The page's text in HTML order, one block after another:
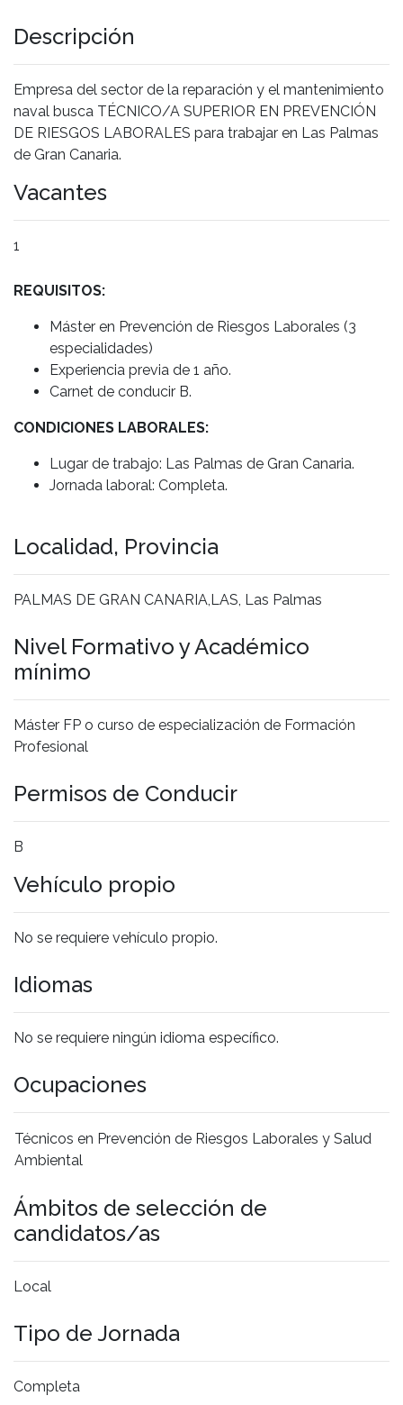
Descripción
Empresa del sector de la reparación y el mantenimiento
naval busca TÉCNICO/A SUPERIOR EN PREVENCIÓN
DE RIESGOS LABORALES para trabajar en Las Palmas
de Gran Canaria.
Vacantes
1
REQUISITOS:
Máster en Prevención de Riesgos Laborales (3
especialidades)
Experiencia previa de 1 año.
Carnet de conducir B.
CONDICIONES LABORALES:
Lugar de trabajo: Las Palmas de Gran Canaria.
Jornada laboral: Completa.
Localidad, Provincia
PALMAS DE GRAN CANARIA,LAS, Las Palmas
Nivel Formativo y Académico
mínimo
Máster FP o curso de especialización de Formación
Profesional
Permisos de Conducir
B
Vehículo propio
No se requiere vehículo propio.
Idiomas
No se requiere ningún idioma específico.
Ocupaciones
Técnicos en Prevención de Riesgos Laborales y Salud
Ambiental
Ámbitos de selección de
candidatos/as
Local
Tipo de Jornada
Completa